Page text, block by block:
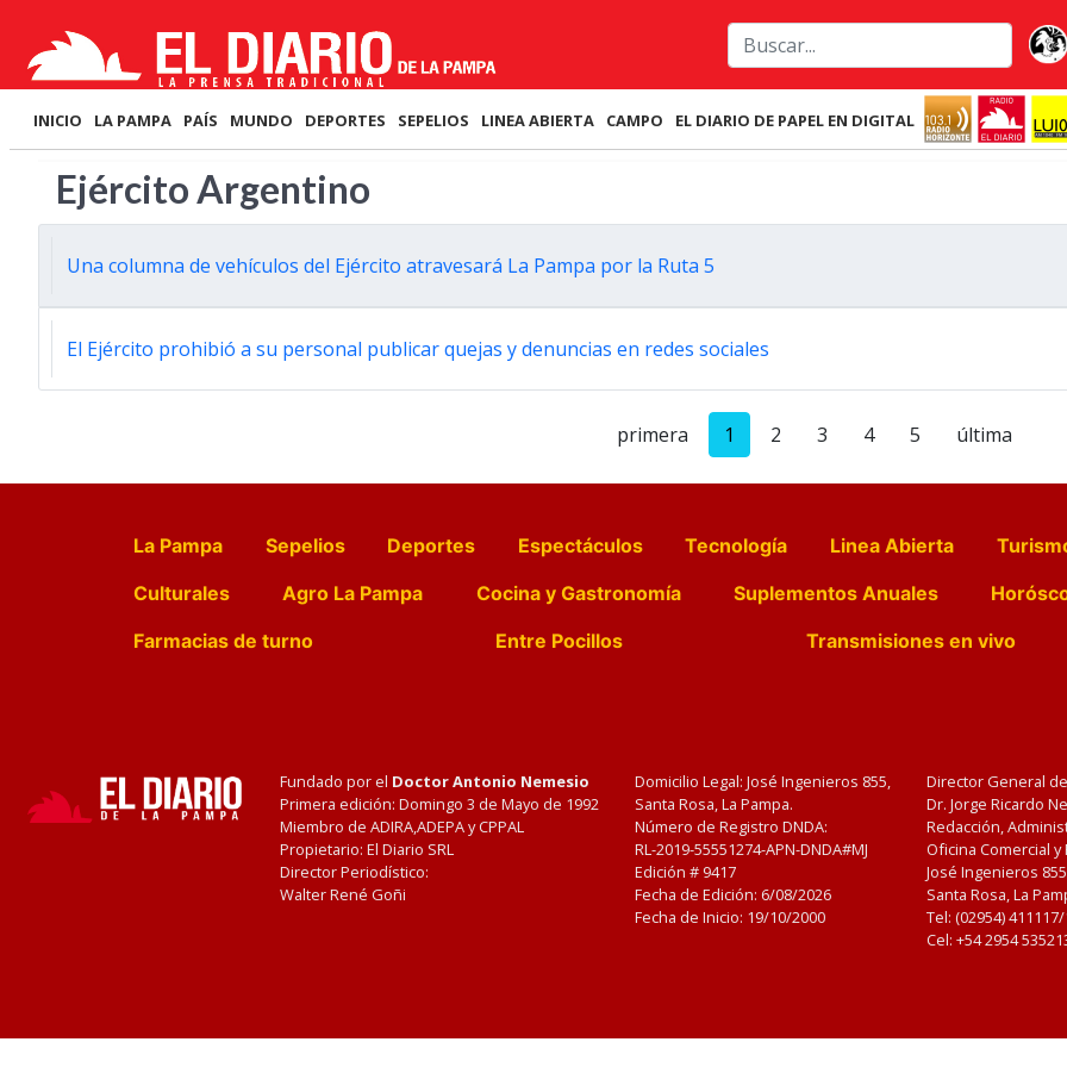
INICIO LA PAMPA PAÍS MUNDO DEPORTES SEPELIOS LINEA ABIERTA CAMPO EL DIARIO DE PAPEL EN DIGITAL
Ejército Argentino
Una columna de vehículos del Ejército atravesará La Pampa por la Ruta 5
El Ejército prohibió a su personal publicar quejas y denuncias en redes sociales
primera 1 2 3 4 5 última
La Pampa Sepelios Deportes Espectáculos Tecnología Linea Abierta
Culturales
Agro La Pampa Cocina y Gastronomía Suplementos Anuales
Farmacias de turno
Entre Pocillos Transmisiones en vivo
Fundado por el Doctor Antonio Nemesio
Primera edición: Domingo 3 de Mayo de 1992
Miembro de ADIRA,ADEPA y CPPAL
Propietario: El Diario SRL
Director Periodístico:
Walter René Goñi
Domicilio Legal: José Ingenieros 855,
Santa Rosa, La Pampa.
Número de Registro DNDA:
RL-2019-55551274-APN-DNDA#MJ
Edición # 9417
Fecha de Edición: 6/08/2026
Fecha de Inicio: 19/10/2000
Director General
Dr. Jorge Ricardo
Redacción,
Oficina Comercial
José Ingenieros
Santa Rosa, La
Tel: (02954)
Cel: +54 2954